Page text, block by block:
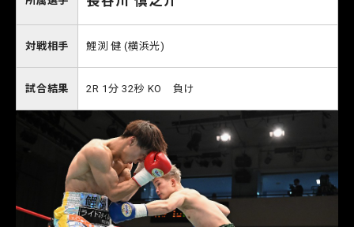
対戦相手 鯉渕 健 (横浜光)
試合結果 2R 1分 32秒 KO 負け